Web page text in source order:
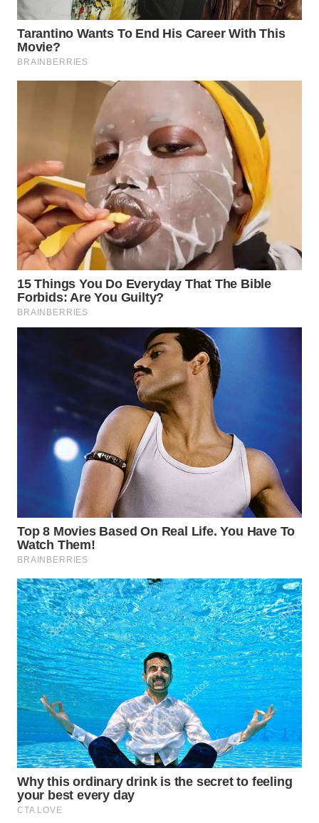
WN
DAIRI
WN
NIAS
WN
LANGKAT
WN
TAPANULI
SELATAN
KARO
SIMALUNGUN
WN
LABUHANBATU
WN
TAPANULI
TENGAH
WN DELI
SERDANG
WN
TEBING
TINGGI
WN
PAKPAK